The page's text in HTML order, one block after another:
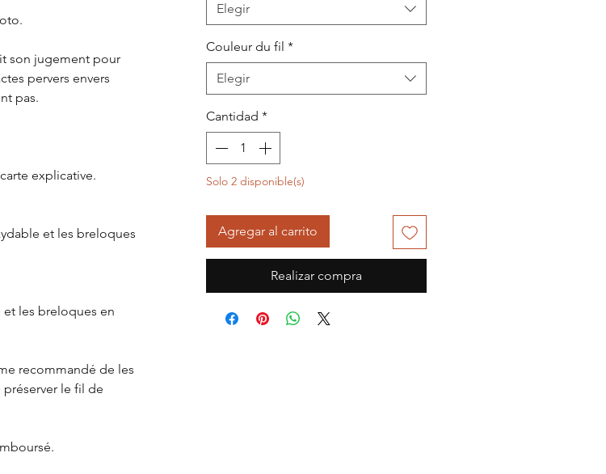
son jugement pour
pervers envers
pas.
explicative.
et les breloques
les breloques en
recommandé de les
le fil de
Elegir
Couleur du fil *
Elegir
Cantidad *
Solo 2 disponible(s)
Agregar al carrito
Realizar compra